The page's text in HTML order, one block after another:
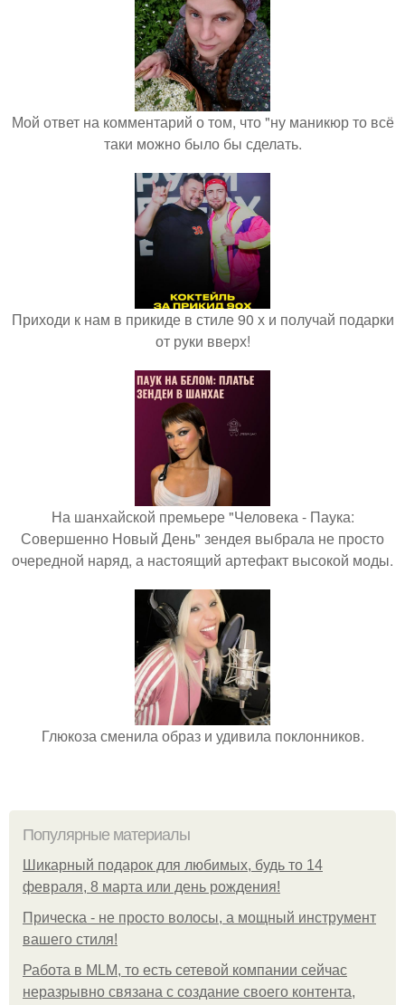
Мой ответ на комментарий о том, что "ну маникюр то всё
таки можно было бы сделать.
Приходи к нам в прикиде в стиле 90 х и получай подарки
от руки вверх!
На шанхайской премьере "Человека - Паука:
Совершенно Новый День" зендея выбрала не просто
очередной наряд, а настоящий артефакт высокой моды.
Глюкоза сменила образ и удивила поклонников.
Популярные материалы
Шикарный подарок для любимых, будь то 14
февраля, 8 марта или день рождения!
Прическа - не просто волосы, а мощный инструмент
вашего стиля!
Работа в MLM, то есть сетевой компании сейчас
неразрывно связана с создание своего контента,